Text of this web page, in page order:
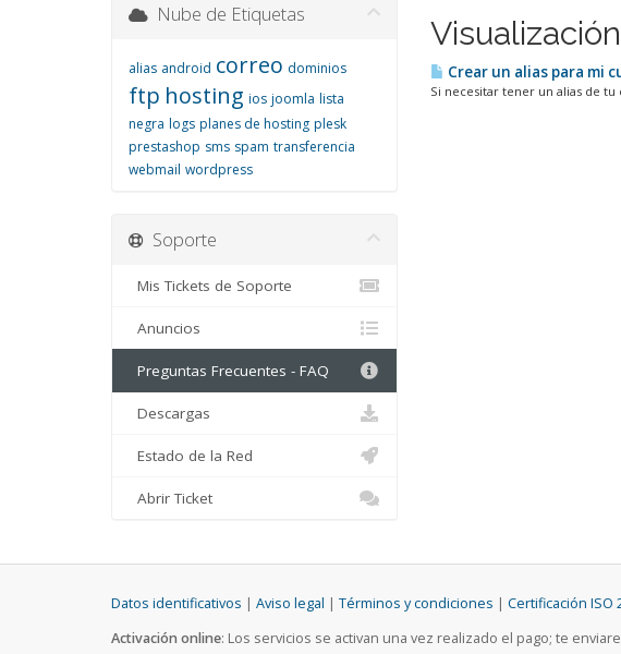
Crear un alias para mi
Si necesitar tener un alias de
Nube de Etiquetas
alias android correo dominios
ftp hosting ios joomla lista
negra logs planes de hosting plesk
prestashop sms spam transferencia
webmail wordpress
Soporte
Mis Tickets de Soporte
Anuncios
Preguntas Frecuentes - FAQ
Descargas
Estado de la Red
Abrir Ticket
Datos identificativos | Aviso legal | Términos y condiciones | Certificación ISO
Activación online: Los servicios se activan una vez realizado el pago; te